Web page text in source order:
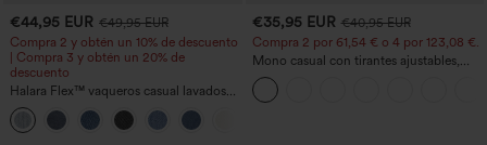
€44,95 EUR €49,95 EUR
Compra 2 y obtén un 10% de descuento
| Compra 3 y obtén un 20% de
descuento
Halara Flex™ vaqueros casual lavados
asimétricos de tiro bajo con bolsillos
con cremallera, corte baggy y pierna
ancha
€35,95 EUR €40,95 EUR
Compra 2 por 61,54 € o 4 por 123,08 €.
Mono casual con tirantes ajustables,
fruncidos, pierna ancha, tejido jaspeado
y bolsillos - Easy Peezy